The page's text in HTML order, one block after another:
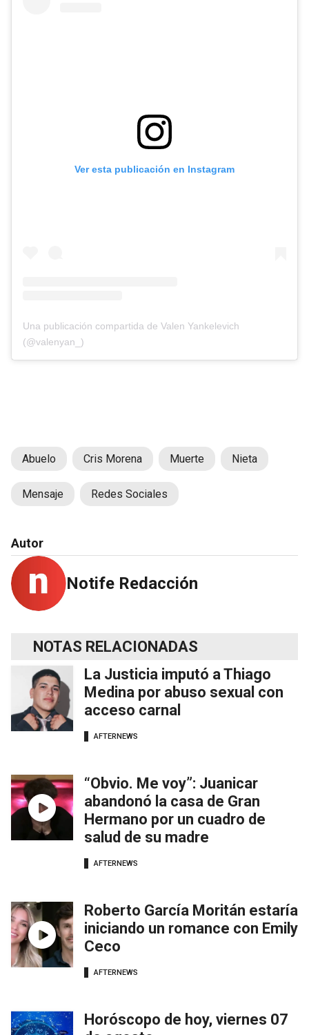
Ver esta publicación en Instagram
Una publicación compartida de Valen Yankelevich
(@valenyan_)
Abuelo Cris Morena Muerte Nieta
Mensaje Redes Sociales
Autor
Notife Redacción
NOTAS RELACIONADAS
La Justicia imputó a Thiago
Medina por abuso sexual con
acceso carnal
AFTERNEWS
“Obvio. Me voy”: Juanicar
abandonó la casa de Gran
Hermano por un cuadro de
salud de su madre
AFTERNEWS
Roberto García Moritán estaría
iniciando un romance con Emily
Ceco
AFTERNEWS
Horóscopo de hoy, viernes 07